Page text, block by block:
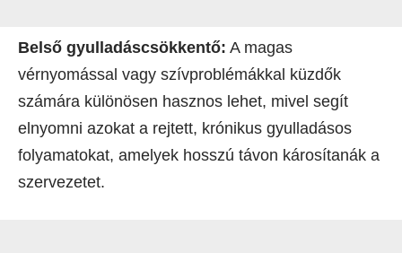
Belső gyulladáscsökkentő: A magas
vérnyomással vagy szívproblémákkal küzdők
számára különösen hasznos lehet, mivel segít
elnyomni azokat a rejtett, krónikus gyulladásos
folyamatokat, amelyek hosszú távon károsítanák a
szervezetet.